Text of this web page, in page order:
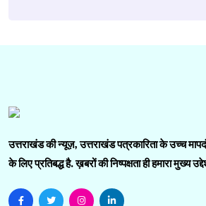
उत्तराखंड की न्यूज़, उत्तराखंड पत्रकारिता के उच्च
के लिए प्रतिबद्ध है. ख़बरों की निष्पक्षता ही हमारा मुख्य